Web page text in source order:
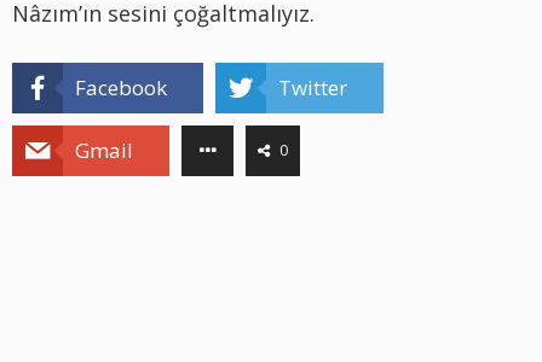
Nâzım’ın sesini çoğaltmalıyız.
Facebook Twitter
Gmail 0